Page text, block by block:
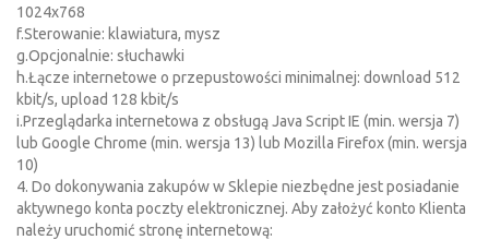
1024x768
f.Sterowanie: klawiatura, mysz
g.Opcjonalnie: słuchawki
h.Łącze internetowe o przepustowości minimalnej: download 512
kbit/s, upload 128 kbit/s
i.Przeglądarka internetowa z obsługą Java Script IE (min. wersja 7)
lub Google Chrome (min. wersja 13) lub Mozilla Firefox (min. wersja
10)
4. Do dokonywania zakupów w Sklepie niezbędne jest posiadanie
aktywnego konta poczty elektronicznej. Aby założyć konto Klienta
należy uruchomić stronę internetową: